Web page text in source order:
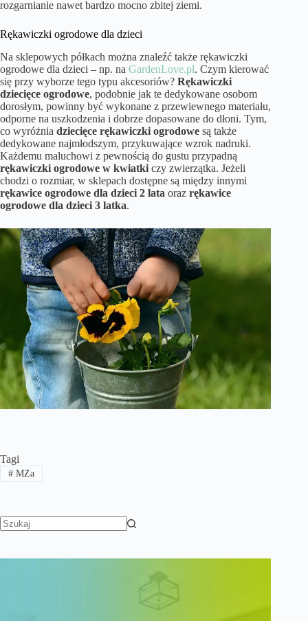
rozgarnianie nawet bardzo mocno zbitej ziemi.
Rękawiczki ogrodowe dla dzieci
Na sklepowych półkach można znaleźć także rękawiczki
ogrodowe dla dzieci – np. na GardenLove.pl. Czym kierować
się przy wyborze tego typu akcesoriów? Rękawiczki
dziecięce ogrodowe, podobnie jak te dedykowane osobom
dorosłym, powinny być wykonane z przewiewnego materiału,
odporne na uszkodzenia i dobrze dopasowane do dłoni. Tym,
co wyróżnia dziecięce rękawiczki ogrodowe są także
dedykowane najmłodszym, przykuwające wzrok nadruki.
Każdemu maluchowi z pewnością do gustu przypadną
rękawiczki ogrodowe w kwiatki czy zwierzątka. Jeżeli
chodzi o rozmiar, w sklepach dostępne są między innymi
rękawice ogrodowe dla dzieci 2 lata oraz rękawice
ogrodowe dla dzieci 3 latka.
Tagi
#MZa